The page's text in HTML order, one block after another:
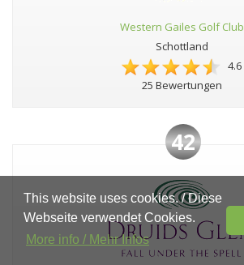
Western Gailes Golf Club
Schottland
4.6
25 Bewertungen
42
This website uses cookies. / Diese
Webseite verwendet Cookies.
More info / Mehr Infos